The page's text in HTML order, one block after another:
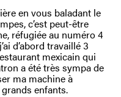
en vous baladant le
c’est peut-être
réfugiée au numéro 4
d’abord travaillé 3
mexicain qui
a été très sympa de
ma machine à
enfants.